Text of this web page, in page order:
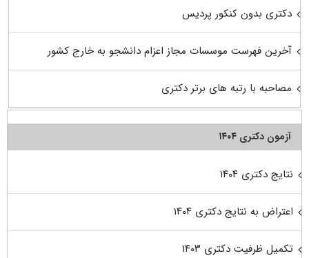
دکتری بدون کنکور پردیس
آخرین فهرست موسسات مجاز اعزام دانشجو به خارج کشور
مصاحبه با رتبه های برتر دکتری
آزمون دکتری ۱۴۰۴
نتایج دکتری ۱۴۰۴
اعتراض به نتایج دکتری ۱۴۰۴
تکمیل ظرفیت دکتری ۱۴۰۳